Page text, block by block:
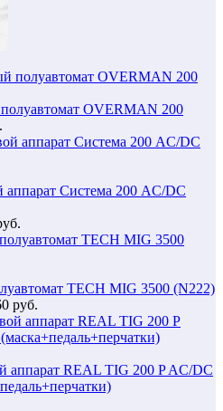
OVERMAN 200
аппарат Система 200 AC/DC
TECH MIG 3500 (N222)
руб.
аппарат REAL TIG 200 P AC/DC